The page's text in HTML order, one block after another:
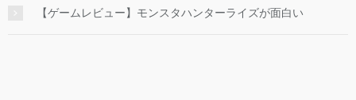
【ゲームレビュー】モンスタハンターライズが面白い